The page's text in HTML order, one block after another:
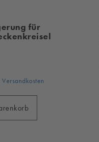
für
Versandkosten